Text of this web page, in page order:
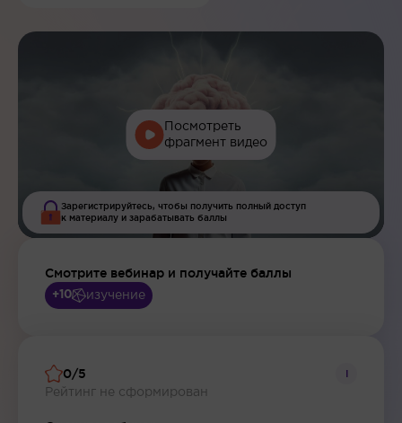
Посмотреть
фрагмент видео
Зарегистрируйтесь, чтобы получить полный доступ
к материалу и зарабатывать баллы
Смотрите вебинар и получайте баллы
+10 изучение
0/5
Рейтинг не сформирован
i